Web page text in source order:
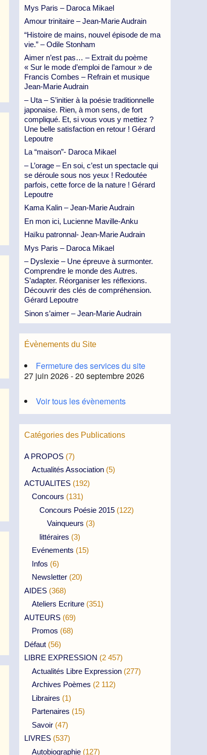
Mys Paris – Daroca Mikael
Amour trinitaire – Jean-Marie Audrain
“Histoire de mains, nouvel épisode de ma
vie.” – Odile Stonham
Aimer n’est pas… – Extrait du poème
« Sur le mode d’emploi de l’amour » de
Francis Combes – Refrain et musique
Jean-Marie Audrain
– Uta – S’initier à la poésie traditionnelle
japonaise. Rien, à mon sens, de fort
compliqué. Et, si vous vous y mettiez ?
Une belle satisfaction en retour ! Gérard
Lepoutre
La “maison”- Daroca Mikael
– L’orage – En soi, c’est un spectacle qui
se déroule sous nos yeux ! Redoutée
parfois, cette force de la nature ! Gérard
Lepoutre
Kama Kalin – Jean-Marie Audrain
En mon ici, Lucienne Maville-Anku
Haïku patronnal- Jean-Marie Audrain
Mys Paris – Daroca Mikael
– Dyslexie – Une épreuve à surmonter.
Comprendre le monde des Autres.
S’adapter. Réorganiser les réflexions.
Découvrir des clés de compréhension.
Gérard Lepoutre
Sinon s’aimer – Jean-Marie Audrain
Évènements du Site
Fermeture des services du site
27 juin 2026 - 20 septembre 2026
Voir tous les évènements
Catégories des Publications
A PROPOS (7)
Actualités Association (5)
ACTUALITES (192)
Concours (131)
Concours Poésie 2015 (122)
Vainqueurs (3)
littéraires (3)
Evénements (15)
Infos (6)
Newsletter (20)
AIDES (368)
Ateliers Ecriture (351)
AUTEURS (69)
Promos (68)
Défaut (56)
LIBRE EXPRESSION (2 457)
Actualités Libre Expression (277)
Archives Poèmes (2 112)
Libraires (1)
Partenaires (15)
Savoir (47)
LIVRES (537)
Autobiographie (127)